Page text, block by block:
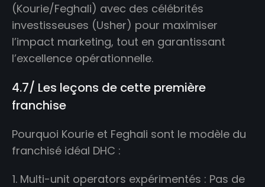
(Kourie/Feghali) avec des célébrités
investisseuses (Usher) pour maximiser
l’impact marketing, tout en garantissant
l’excellence opérationnelle.
4.7/ Les leçons de cette première
franchise
Pourquoi Kourie et Feghali sont le modèle du
franchisé idéal DHC :
Multi-unit operators expérimentés : Pas de